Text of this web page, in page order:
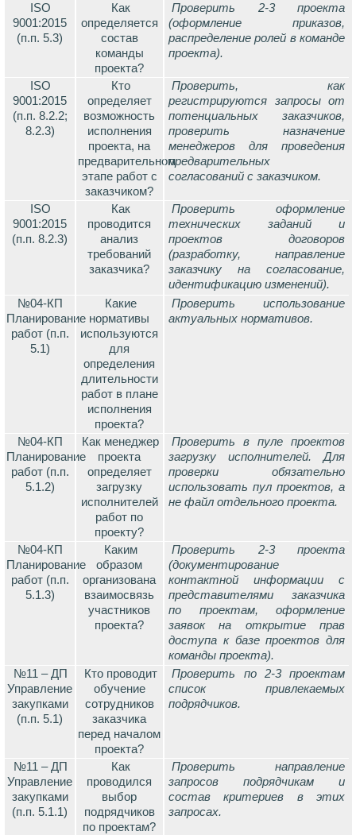
ISO
9001:2015
(п.п. 5.3)
Как
определяется
состав
команды
проекта?
Проверить 2-3 проекта
(оформление приказов,
распределение ролей в команде
проекта).
ISO
9001:2015
(п.п. 8.2.2;
8.2.3)
Кто
определяет
возможность
исполнения
проекта, на
предварительном
этапе работ с
заказчиком?
Проверить, как
регистрируются запросы от
потенциальных заказчиков,
проверить назначение
менеджеров для проведения
предварительных
согласований с заказчиком.
ISO
9001:2015
(п.п. 8.2.3)
Как
проводится
анализ
требований
заказчика?
Проверить оформление
технических заданий и
проектов договоров
(разработку, направление
заказчику на согласование,
идентификацию изменений).
№04-КП
Планирование
работ (п.п.
5.1)
Какие
нормативы
используются
для
определения
длительности
работ в плане
исполнения
проекта?
Проверить использование
актуальных нормативов.
№04-КП
Планирование
работ (п.п.
5.1.2)
Как менеджер
проекта
определяет
загрузку
исполнителей
работ по
проекту?
Проверить в пуле проектов
загрузку исполнителей. Для
проверки обязательно
использовать пул проектов, а
не файл отдельного проекта.
№04-КП
Планирование
работ (п.п.
5.1.3)
Каким
образом
организована
взаимосвязь
участников
проекта?
Проверить 2-3 проекта
(документирование
контактной информации с
представителями заказчика
по проектам, оформление
заявок на открытие прав
доступа к базе проектов для
команды проекта).
№11 – ДП
Управление
закупками
(п.п. 5.1)
Кто проводит
обучение
сотрудников
заказчика
перед началом
проекта?
Проверить по 2-3 проектам
список привлекаемых
подрядчиков.
№11 – ДП
Управление
закупками
(п.п. 5.1.1)
Как
проводился
выбор
подрядчиков
по проектам?
Проверить направление
запросов подрядчикам и
состав критериев в этих
запросах.